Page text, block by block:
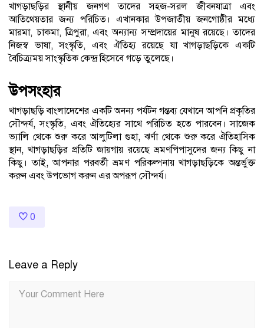
খাগড়াছড়ির স্থানীয় জনগণ তাদের সহজ-সরল জীবনযাত্রা এবং
আতিথেয়তার জন্য পরিচিত। এখানকার উপজাতীয় জনগোষ্ঠীর মধ্যে
মারমা, চাকমা, ত্রিপুরা, এবং অন্যান্য সম্প্রদায়ের মানুষ রয়েছে। তাদের
নিজস্ব ভাষা, সংস্কৃতি, এবং ঐতিহ্য রয়েছে যা খাগড়াছড়িকে একটি
বৈচিত্র্যময় সাংস্কৃতিক কেন্দ্র হিসেবে গড়ে তুলেছে।
উপসংহার
খাগড়াছড়ি বাংলাদেশের একটি অনন্য পর্যটন গন্তব্য যেখানে আপনি প্রকৃতির
সৌন্দর্য, সংস্কৃতি, এবং ঐতিহ্যের সাথে পরিচিত হতে পারবেন। সাজেক
ভ্যালি থেকে শুরু করে আলুটিলা গুহা, ঝর্ণা থেকে শুরু করে ঐতিহাসিক
স্থান, খাগড়াছড়ির প্রতিটি জায়গায় রয়েছে ভ্রমণপিপাসুদের জন্য কিছু না
কিছু। তাই, আপনার পরবর্তী ভ্রমণ পরিকল্পনায় খাগড়াছড়িকে অন্তর্ভুক্ত
করুন এবং উপভোগ করুন এর অপরূপ সৌন্দর্য।
0
Leave a Reply